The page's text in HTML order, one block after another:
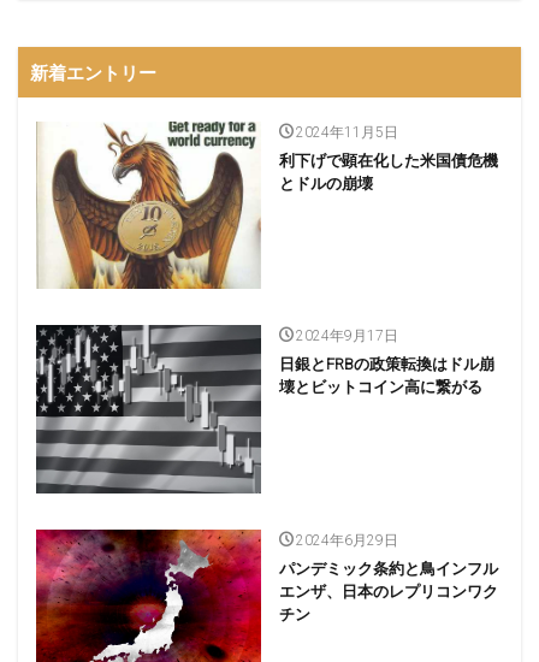
新着エントリー
2024年11月5日
利下げで顕在化した米国債危機
とドルの崩壊
2024年9月17日
日銀とFRBの政策転換はドル崩
壊とビットコイン高に繋がる
2024年6月29日
パンデミック条約と鳥インフル
エンザ、日本のレプリコンワク
チン